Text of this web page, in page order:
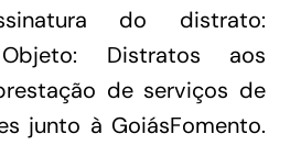
do distrato:
Distratos aos
de serviços de
junto à GoiásFomento.